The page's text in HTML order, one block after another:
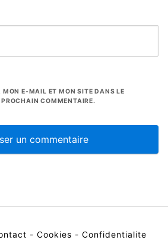
MON E-MAIL ET MON SITE DANS LE
COMMENTAIRE.
- Cookies - Confidentialite